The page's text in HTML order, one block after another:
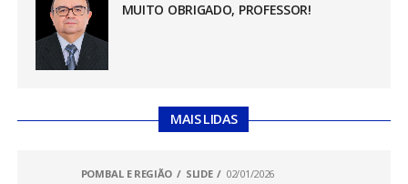
MUITO OBRIGADO, PROFESSOR!
MAIS LIDAS
POMBAL E REGIÃO SLIDE 02/01/2026